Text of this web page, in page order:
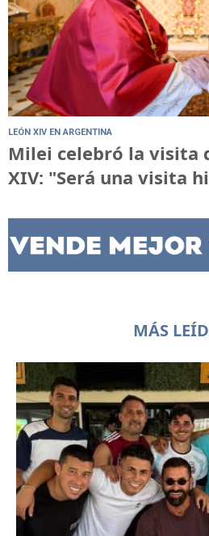
LEÓN XIV EN ARGENTINA
Milei celebró la visita
XIV: "Será una visita
MÁS